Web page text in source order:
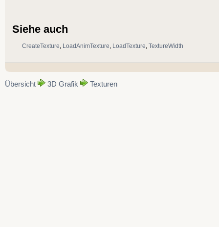
Siehe auch
CreateTexture LoadAnimTexture LoadTexture TextureWidth
Übersicht 3D Grafik Texturen